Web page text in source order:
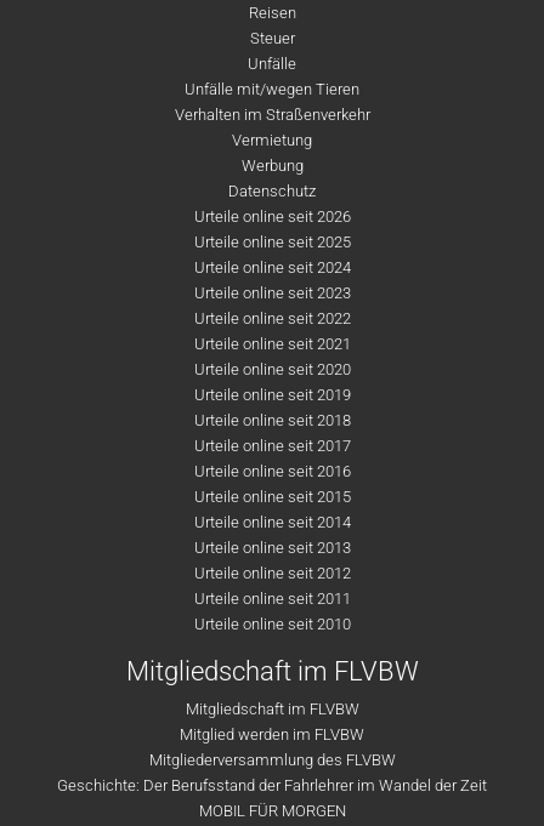
Reisen
Steuer
Unfälle
Unfälle mit/wegen Tieren
Verhalten im Straßenverkehr
Vermietung
Werbung
Datenschutz
Urteile online seit 2026
Urteile online seit 2025
Urteile online seit 2024
Urteile online seit 2023
Urteile online seit 2022
Urteile online seit 2021
Urteile online seit 2020
Urteile online seit 2019
Urteile online seit 2018
Urteile online seit 2017
Urteile online seit 2016
Urteile online seit 2015
Urteile online seit 2014
Urteile online seit 2013
Urteile online seit 2012
Urteile online seit 2011
Urteile online seit 2010
Mitgliedschaft im FLVBW
Mitgliedschaft im FLVBW
Mitglied werden im FLVBW
Mitgliederversammlung des FLVBW
Geschichte: Der Berufsstand der Fahrlehrer im Wandel der Zeit
MOBIL FÜR MORGEN